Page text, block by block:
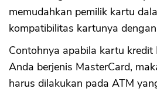
memudahkan pemilik kartu
kompatibilitas kartunya
Contohnya apabila kartu kredit
Anda berjenis MasterCard,
harus dilakukan pada ATM